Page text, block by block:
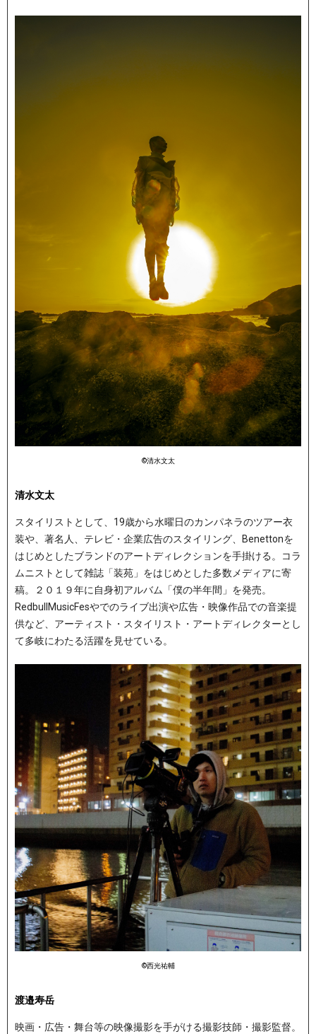
©︎清水文太
清水文太
スタイリストとして、19歳から水曜日のカンパネラのツアー衣
装や、著名人、テレビ・企業広告のスタイリング、Benettonを
はじめとしたブランドのアートディレクションを手掛ける。コラ
ムニストとして雑誌「装苑」をはじめとした多数メディアに寄
稿。２０１９年に自身初アルバム「僕の半年間」を発売。
RedbullMusicFesやでのライブ出演や広告・映像作品での音楽提
供など、アーティスト・スタイリスト・アートディレクターとし
て多岐にわたる活躍を見せている。
©︎西光祐輔
渡邉寿岳
映画・広告・舞台等の映像撮影を手がける撮影技師・撮影監督。